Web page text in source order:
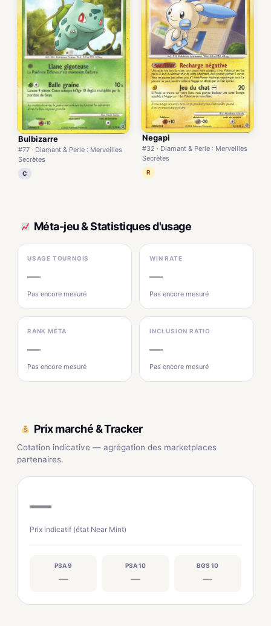
Bulbizarre
#77 · Diamant & Perle : Merveilles
Secrètes
C
Negapi
#32 · Diamant & Perle : Merveilles
Secrètes
R
Méta-jeu & Statistiques d'usage
USAGE TOURNOIS
—
Pas encore mesuré
WIN RATE
—
Pas encore mesuré
RANK MÉTA
—
Pas encore mesuré
INCLUSION RATIO
—
Pas encore mesuré
Prix marché & Tracker
Cotation indicative — agrégation des marketplaces
partenaires.
—
Prix indicatif (état Near Mint)
PSA 9
—
PSA 10
—
BGS 10
—